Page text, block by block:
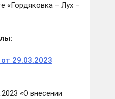
«Гордяковка – Лух –
29.03.2023
«О внесении